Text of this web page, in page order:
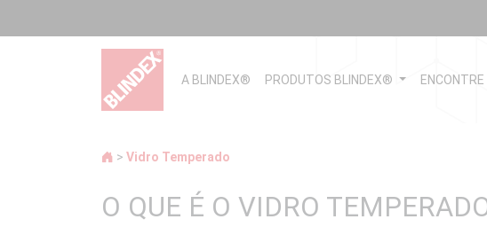
A BLINDEX® PRODUTOS BLINDEX®
> Vidro Temperado
O QUE É O VIDRO